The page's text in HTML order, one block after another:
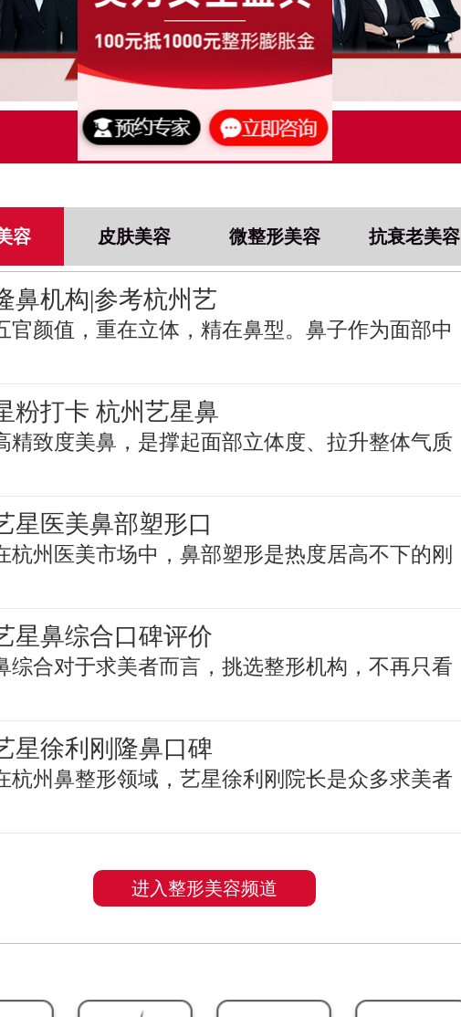
点击了解更多
容 皮肤美容 微整形美容 抗衰老美容
鼻机构|参考杭州艺
官颜值，重在立体，精在鼻型。鼻子作为面部中
粉打卡 杭州艺星鼻
精致度美鼻，是撑起面部立体度、拉升整体气质
星医美鼻部塑形口
杭州医美市场中，鼻部塑形是热度居高不下的刚
星鼻综合口碑评价
综合对于求美者而言，挑选整形机构，不再只看
星徐利刚隆鼻口碑
杭州鼻整形领域，艺星徐利刚院长是众多求美者
进入整形美容频道